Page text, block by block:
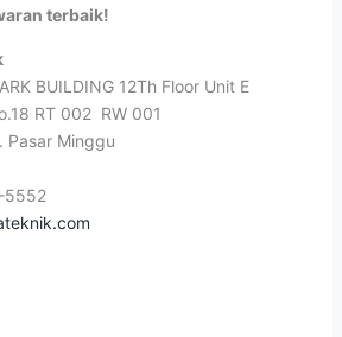
terbaik!
BUILDING 12Th Floor Unit E
RT 002 RW 001
Pasar Minggu
5552